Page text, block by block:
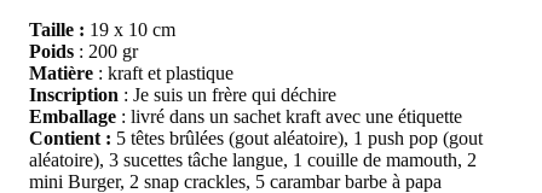
Taille : 19 x 10 cm
Poids : 200 gr
Matière : kraft et plastique
Inscription : Je suis un frère qui déchire
Emballage : livré dans un sachet kraft avec une étiquette
Contient : 5 têtes brûlées (gout aléatoire), 1 push pop (gout
aléatoire), 3 sucettes tâche langue, 1 couille de mamouth, 2
mini Burger, 2 snap crackles, 5 carambar barbe à papa